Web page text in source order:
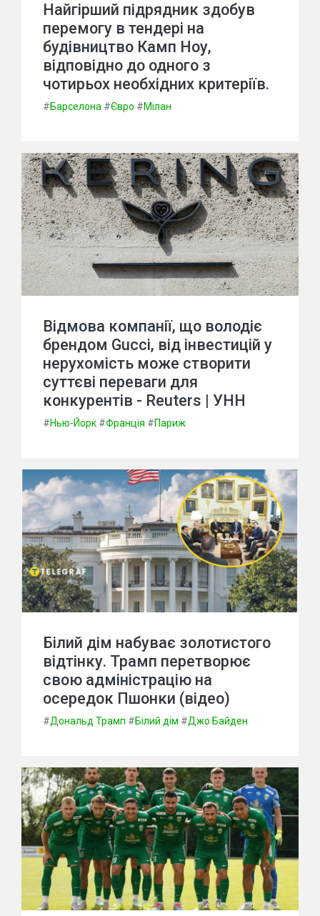
Найгірший підрядник здобув
перемогу в тендері на
будівництво Камп Ноу,
відповідно до одного з
чотирьох необхідних критеріїв.
#Барселона #Євро #Мілан
Відмова компанії, що володіє
брендом Gucci, від інвестицій у
нерухомість може створити
суттєві переваги для
конкурентів - Reuters | УНН
#Нью-Йорк #Франція #Париж
Білий дім набуває золотистого
відтінку. Трамп перетворює
свою адміністрацію на
осередок Пшонки (відео)
#Дональд Трамп #Білий дім #Джо Байден